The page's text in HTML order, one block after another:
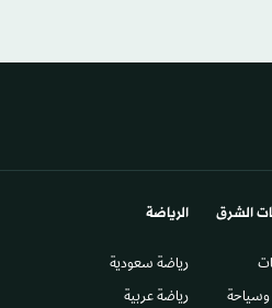
الشرق​ الرياضة
رياضة سعودية
رياضة عربية